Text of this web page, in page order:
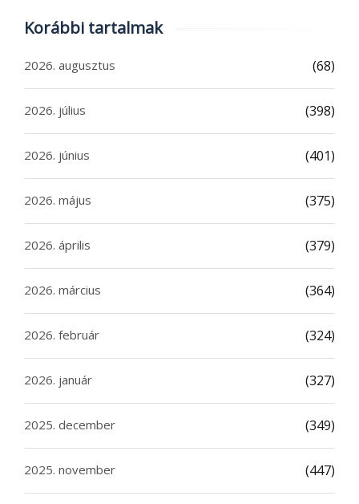
Korábbi tartalmak
2026. augusztus (68)
2026. július (398)
2026. június (401)
2026. május (375)
2026. április (379)
2026. március (364)
2026. február (324)
2026. január (327)
2025. december (349)
2025. november (447)